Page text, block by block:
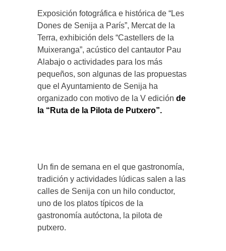
Exposición fotográfica e histórica de “Les
Dones de Senija a París”, Mercat de la
Terra, exhibición dels “Castellers de la
Muixeranga”, acústico del cantautor Pau
Alabajo o actividades para los más
pequeños, son algunas de las propuestas
que el Ayuntamiento de Senija ha
organizado con motivo de la V edición de
la “Ruta de la Pilota de Putxero”.
Un fin de semana en el que gastronomía,
tradición y actividades lúdicas salen a las
calles de Senija con un hilo conductor,
uno de los platos típicos de la
gastronomía autóctona, la pilota de
putxero.